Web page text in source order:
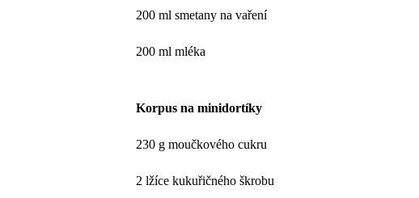
200 ml smetany na vaření
200 ml mléka
Korpus na minidortíky
230 g moučkového cukru
2 lžíce kukuřičného škrobu